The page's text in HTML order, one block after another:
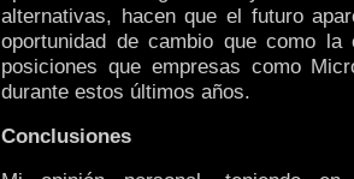
alternativas, hacen que el futuro
oportunidad de cambio que como la
posiciones que empresas como
durante estos últimos años.
Conclusiones